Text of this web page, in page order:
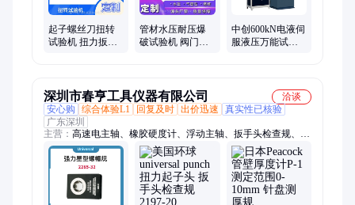
起子螺丝刀扭转
试验机 扭力扳手
管材水压耐压爆
破试验机 阀门气
中创600kN电液伺
服液压万能试验
深圳市春亨工具仪器有限公司
洽谈
安心购
综合体验L1 回复及时 出价迅速
真实性已核验
广东深圳
主营： 高速电主轴、橡胶硬度计、浮动主轴、扳手头检查规、精
密打磨机、研磨刷、研磨油石